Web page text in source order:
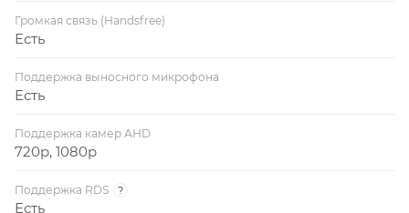
Громкая связь (Handsfree)
Есть
Поддержка выносного микрофона
Есть
Поддержка камер AHD
720p, 1080p
Поддержка RDS ?
Есть